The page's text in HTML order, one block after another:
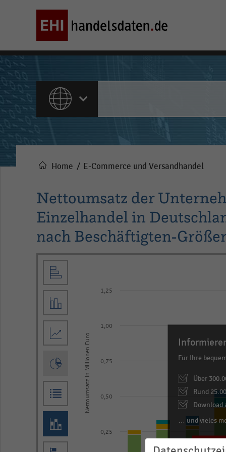
ALLE INHALTE
Pfadnavigation
Home E-Commerce und Versandhandel
Nettoumsatz der
Einzelhandel in
nach Beschäftigten-
The
chart
has
axis
categories.
Nettoumsatz in Millionen Euro
0,25
0,50
0,75
1,00
1,25
Für Ihre
Über
Rund
Download
… und vieles